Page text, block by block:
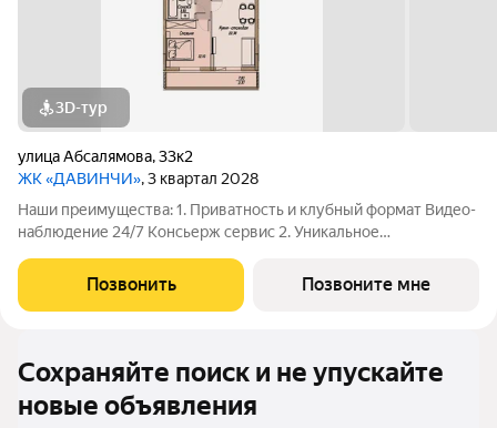
3D-тур
улица Абсалямова,33к2
ЖК «ДАВИНЧИ», 3 квартал 2028
Наши преимущества: 1. Приватность и клубный формат Видео-
наблюдение 24/7 Консьерж сервис 2. Уникальное
этаже Библиотека Спортивная зона Детский уголок 3.
Комфортный паркинг Закрытый паркинг на 1
Позвонить Позвоните мне
Сохраняйте поиск и не упускайте
новые объявления